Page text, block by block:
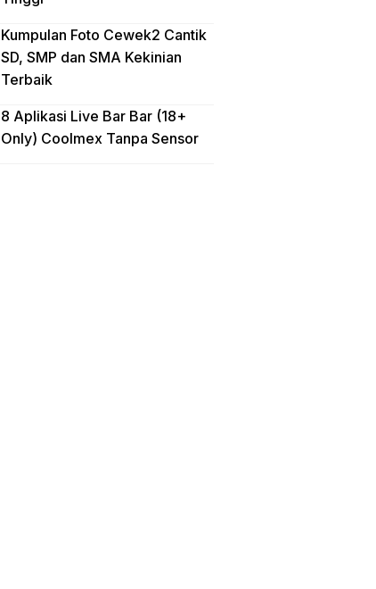
Kumpulan Foto Cewek2 Cantik
SD, SMP dan SMA Kekinian
Terbaik
8 Aplikasi Live Bar Bar (18+
Only) Coolmex Tanpa Sensor